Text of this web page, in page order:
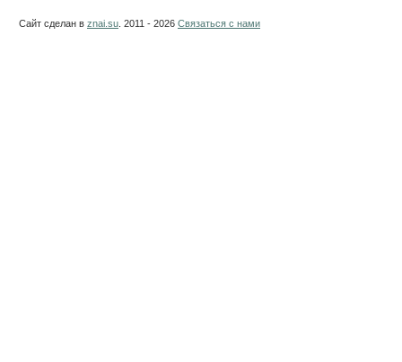
Сайт сделан в znai.su . 2011 - 2026 Связаться с нами